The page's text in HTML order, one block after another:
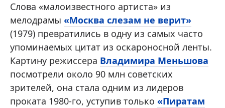
Слова «малоизвестного артиста» из
мелодрамы «Москва слезам не верит»
(1979) превратились в одну из самых часто
упоминаемых цитат из оскароносной ленты.
Картину режиссера Владимира Меньшова
посмотрели около 90 млн советских
зрителей, она стала одним из лидеров
проката 1980-го, уступив только «Пиратам